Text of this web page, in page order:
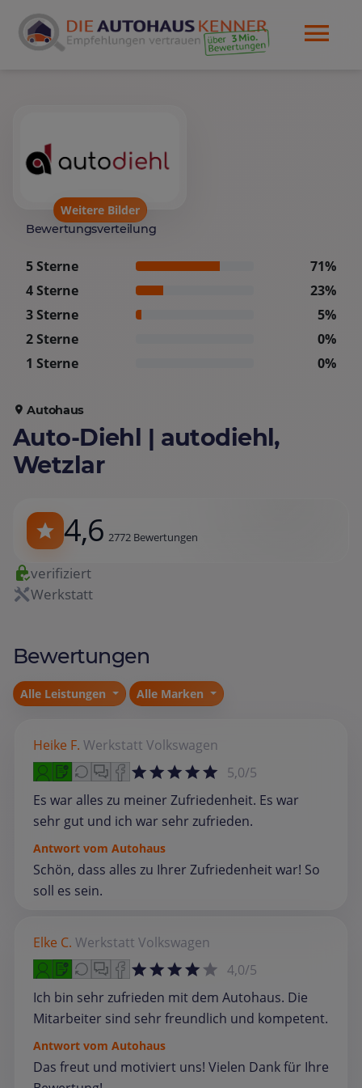
Weitere Bilder
Bewertungsverteilung
5 Sterne
71%
4 Sterne
23%
3 Sterne
5%
2 Sterne
0%
1 Sterne
0%
Autohaus
Auto-Diehl | autodiehl,
Wetzlar
4,6 2772 Bewertungen
verifiziert
Werkstatt
Bewertungen
Alle Leistungen Alle Marken
Heike F. Werkstatt Volkswagen
5,0/5
Es war alles zu meiner Zufriedenheit. Es war
sehr gut und ich war sehr zufrieden.
Antwort vom Autohaus
Schön, dass alles zu Ihrer Zufriedenheit war! So
soll es sein.
Elke C. Werkstatt Volkswagen
4,0/5
Ich bin sehr zufrieden mit dem Autohaus. Die
Mitarbeiter sind sehr freundlich und kompetent.
Antwort vom Autohaus
Das freut und motiviert uns! Vielen Dank für Ihre